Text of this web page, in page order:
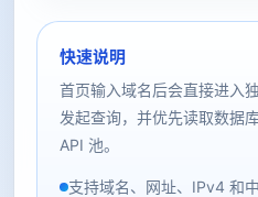
快速说明
首页输入域名后会直接进入
发起查询，并优先读取数据
API 池。
支持域名、网址、IPv4 和